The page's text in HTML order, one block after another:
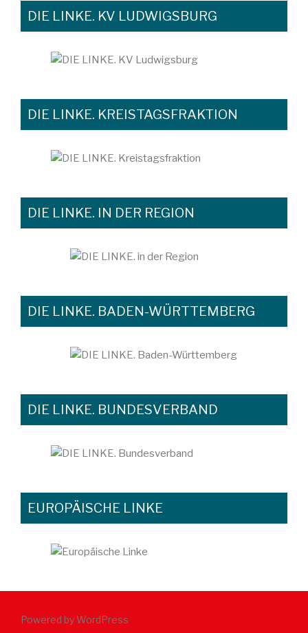
DIE LINKE. KV LUDWIGSBURG
DIE LINKE. KREISTAGSFRAKTION
DIE LINKE. IN DER REGION
DIE LINKE. BADEN-WÜRTTEMBERG
DIE LINKE. BUNDESVERBAND
EUROPÄISCHE LINKE
Powered by WordPress